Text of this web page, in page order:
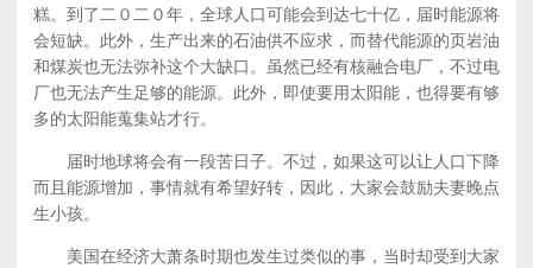
糕。到了二０二０年，全球人口可能会到达七十亿，届时能源将
会短缺。此外，生产出来的石油供不应求，而替代能源的页岩油
和煤炭也无法弥补这个大缺口。虽然已经有核融合电厂，不过电
厂也无法产生足够的能源。此外，即使要用太阳能，也得要有够
多的太阳能蒐集站才行。
届时地球将会有一段苦日子。不过，如果这可以让人口下降
而且能源增加，事情就有希望好转，因此，大家会鼓励夫妻晚点
生小孩。
美国在经济大萧条时期也发生过类似的事，当时却受到大家